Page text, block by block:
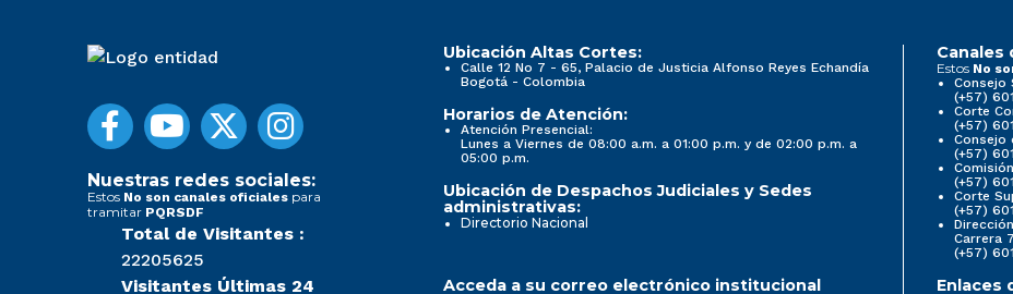
Nuestras redes sociales:
Estos No son canales oficiales para
tramitar PQRSDF
Total de Visitantes :
22205625
Visitantes Últimas 24
Ubicación Altas Cortes:
Calle 12 No 7 - 65, Palacio de Justicia Alfonso Reyes Echandía
Bogotá - Colombia
Horarios de Atención:
Atención Presencial:
Lunes a Viernes de 08:00 a.m. a 01:00 p.m. y de 02:00 p.m. a
05:00 p.m.
Ubicación de Despachos Judiciales y Sedes
administrativas:
Directorio Nacional
Canales
Estos No
Consejo
(+57)
Corte
(+57)
Consejo
(+57)
(+57)
Corte
(+57)
Carrera
(+57)
Acceda a su correo electrónico institucional Enlaces